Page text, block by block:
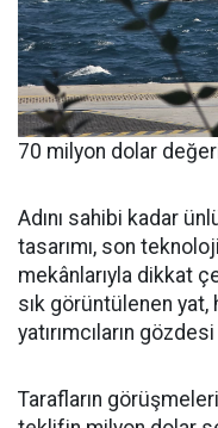
70 milyon dolar
Adını sahibi kadar
tasarımı, son
mekânlarıyla dikkat
sık görüntülenen yat,
yatırımcıların
Tarafların